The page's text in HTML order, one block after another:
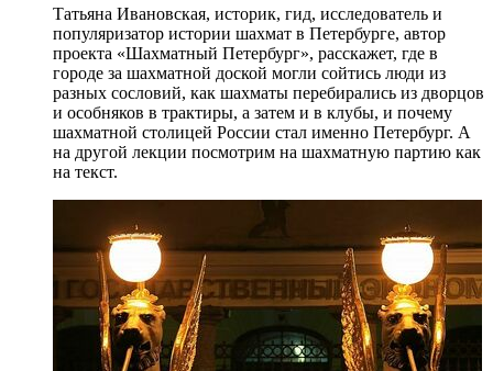
Татьяна Ивановская, историк, гид, исследователь и
популяризатор истории шахмат в Петербурге, автор
проекта «Шахматный Петербург», расскажет, где в
городе за шахматной доской могли сойтись люди из
разных сословий, как шахматы перебирались из дворцов
и особняков в трактиры, а затем и в клубы, и почему
шахматной столицей России стал именно Петербург. А
на другой лекции посмотрим на шахматную партию как
на текст.